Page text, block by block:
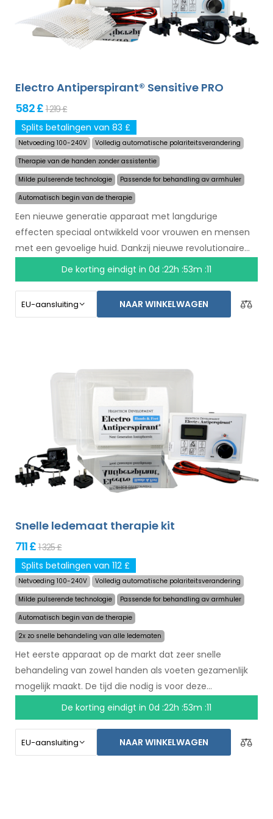
Electro Antiperspirant® Sensitive PRO
582 £1 219 £
Splits betalingen van 83 £
Netvoeding 100-240V
Volledig automatische polariteitsverandering
Therapie van de handen zonder assistentie
Milde pulserende technologie
Passende for behandling av armhuler
Automatisch begin van de therapie
Een nieuwe generatie apparaat met langdurige
effecten speciaal ontwikkeld voor vrouwen en mensen
met een gevoelige huid. Dankzij nieuwe revolutionaire
technologie kan het zweten in een mum van tijd
stoppen voor een langere tijd. Speciaal gemaakt voor
het behandelen van de voeten, oksels, en beide handen
zonder de assistentie van een ander persoon (allemaal
De korting eindigt in 0d :22h :53m :10
NAAR WINKELWAGEN
Snelle ledemaat therapie kit
711 £1 325 £
Splits betalingen van 112 £
Netvoeding 100-240V
Volledig automatische polariteitsverandering
Milde pulserende technologie
Passende for behandling av armhuler
Automatisch begin van de therapie
2x zo snelle behandeling van alle ledematen
Het eerste apparaat op de markt dat zeer snelle
behandeling van zowel handen als voeten gezamenlijk
mogelijk maakt. De tijd die nodig is voor deze
behandeling is teruggebracht naar 24 minuten, en het
langdurige effect van de behandeling is hetzelfde
gebleven. Met een automatisch systeem bent u niet
meer afhankelijk van een ander persoon. Zorg voor
De korting eindigt in 0d :22h :53m :10
NAAR WINKELWAGEN